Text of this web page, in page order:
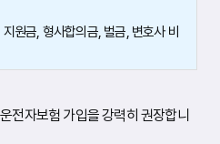
원금, 형사합의금, 벌금, 변호사 비
전자보험 가입을 강력히 권장합니